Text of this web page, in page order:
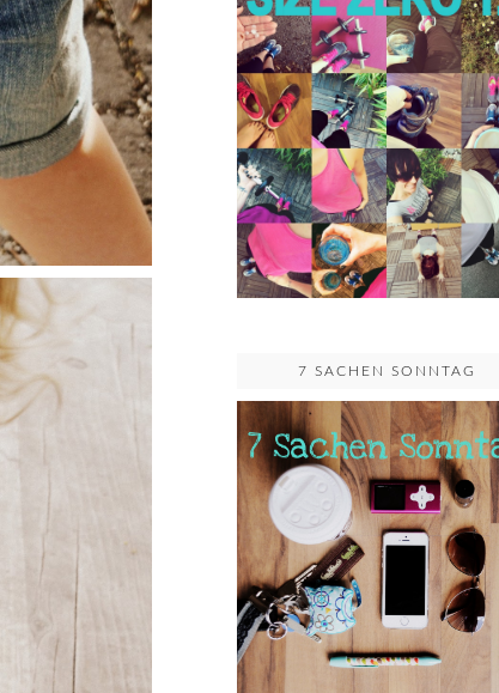
7 SACHEN SONNTAG